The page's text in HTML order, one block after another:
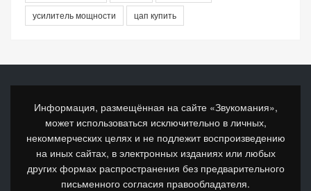
усилитель мощности
цап купить
Информация, размещённая на сайте «Звукомания»,
может использоваться исключительно в личных,
некоммерческих целях и не подлежит воспроизведению
на иных сайтах, в электронных изданиях или любых
других формах распространения без предварительного
письменного согласия правообладателя.